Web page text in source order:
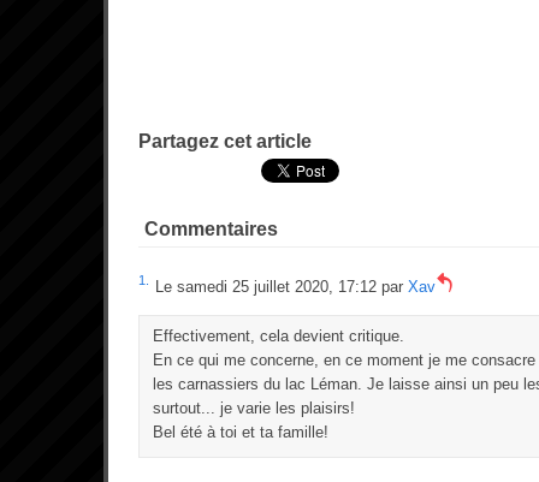
Partagez cet article
Commentaires
1. Le samedi 25 juillet 2020, 17:12 par Xav
Effectivement, cela devient critique.
En ce qui me concerne, en ce moment je me
les carnassiers du lac Léman. Je laisse ainsi un peu
surtout... je varie les plaisirs!
Bel été à toi et ta famille!